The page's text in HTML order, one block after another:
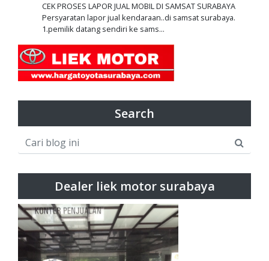
CEK PROSES LAPOR JUAL MOBIL DI SAMSAT SURABAYA
Persyaratan lapor jual kendaraan..di samsat surabaya.
1.pemilik datang sendiri ke sams...
Search
Dealer liek motor surabaya